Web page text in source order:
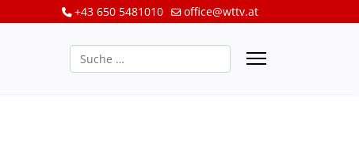
+43 650 5481010 office@wttv.at
Suchen